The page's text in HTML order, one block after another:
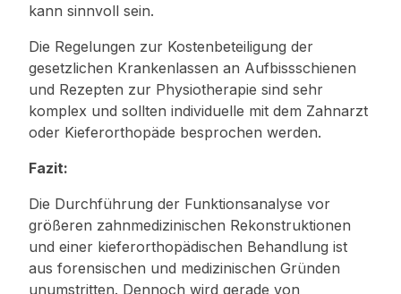
kann sinnvoll sein.
Die Regelungen zur Kostenbeteiligung der
gesetzlichen Krankenlassen an Aufbissschienen
und Rezepten zur Physiotherapie sind sehr
komplex und sollten individuelle mit dem Zahnarzt
oder Kieferorthopäde besprochen werden.
Fazit:
Die Durchführung der Funktionsanalyse vor
größeren zahnmedizinischen Rekonstruktionen
und einer kieferorthopädischen Behandlung ist
aus forensischen und medizinischen Gründen
unumstritten. Dennoch wird gerade von